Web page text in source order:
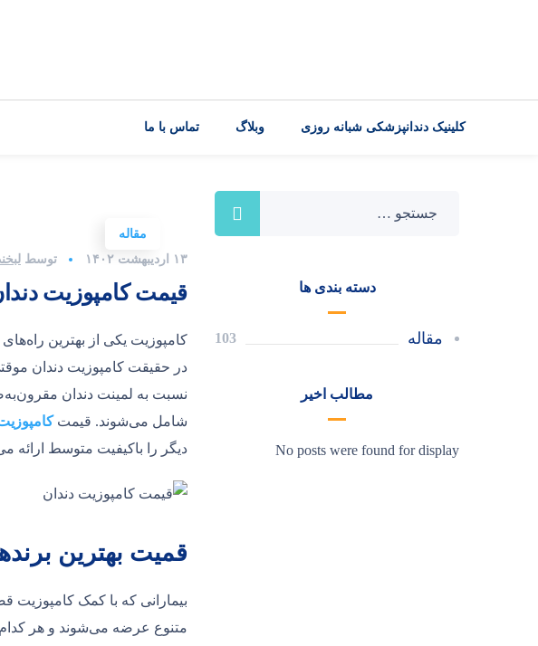
کلینیک دندانپزشکی شبانه روزی وبلاگ تماس با ما
مقاله
۱۳ اردیبهشت ۱۴۰۲
توسط
قیمت کامپوزیت
کامپوزیت یکی از بهترین
در حقیقت کامپوزیت دندان
نسبت به لمینت دندان
شامل می‌شوند. قیمت
دیگر را باکیفیت متوسط ارائه
قمیت بهترین
بیمارانی که با کمک کامپوزیت
متنوع عرضه می‌شوند و هر کدام
دسته بندی ها
مقاله 103
مطالب اخیر
No posts were found for display